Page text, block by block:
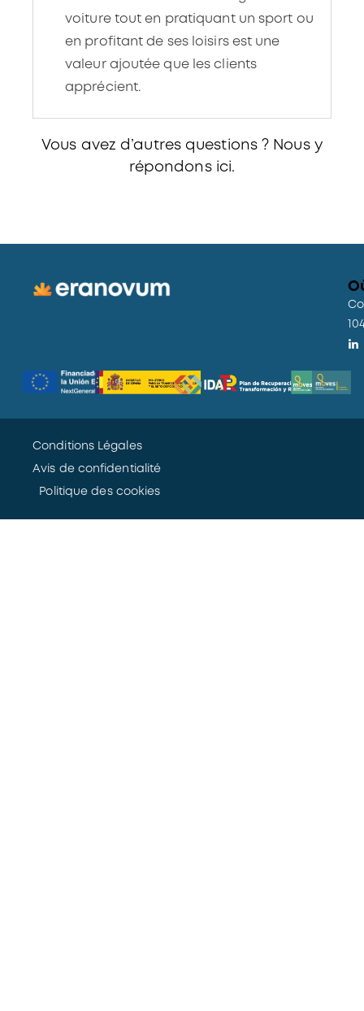
voiture tout en pratiquant un sport ou
en profitant de ses loisirs est une
valeur ajoutée que les clients
apprécient.
Vous avez d’autres questions ? Nous y
répondonsici.
Conditions Légales
Avis de confidentialité
Politique des cookies